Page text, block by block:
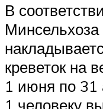
В
Минсельхоза
креветок на
1 июня по 31
1 человеку